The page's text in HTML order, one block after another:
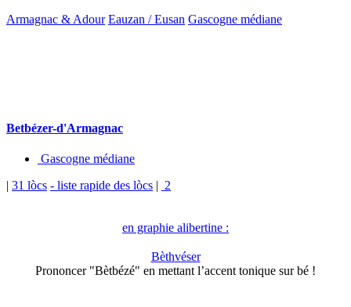
Armagnac & Adour Eauzan / Eusan Gascogne médiane
Betbézer-d'Armagnac
Gascogne médiane
| 31 lòcs - liste rapide des lòcs | 2
en graphie alibertine :
Bèthvéser
Prononcer "Bètbézé" en mettant l’accent tonique sur bé !